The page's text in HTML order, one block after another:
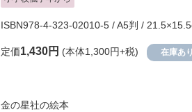
ISBN978-4-323-02010-5 / A5判 /
定価1,430円 (本体1,300円+税) 在庫あり
金の星社の絵本